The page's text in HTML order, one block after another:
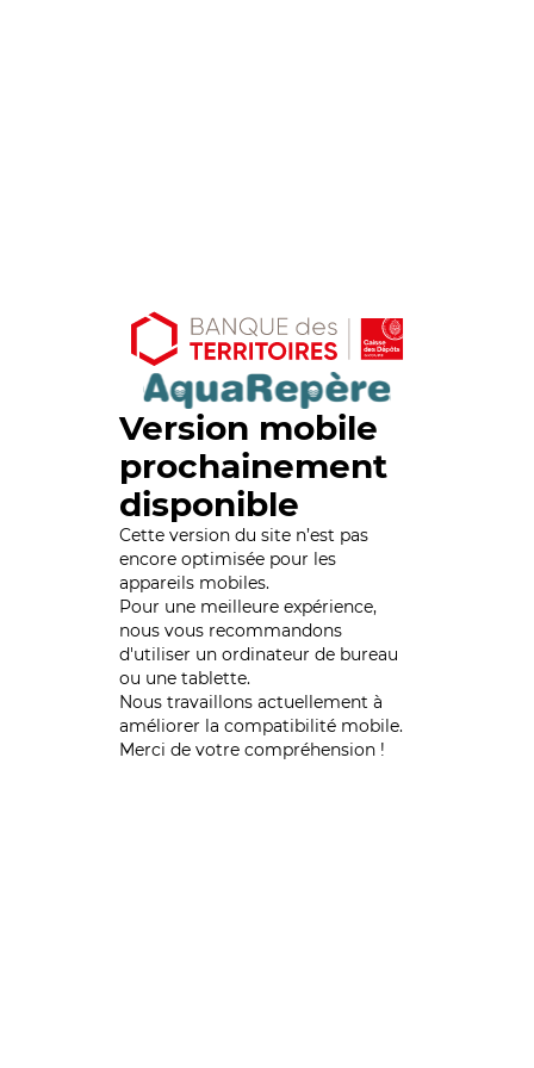
Version mobile
prochainement
disponible
Cette version du site n’est pas
encore optimisée pour les
appareils mobiles.
Pour une meilleure expérience,
nous vous recommandons
d'utiliser un ordinateur de bureau
ou une tablette.
Nous travaillons actuellement à
améliorer la compatibilité mobile.
Merci de votre compréhension !